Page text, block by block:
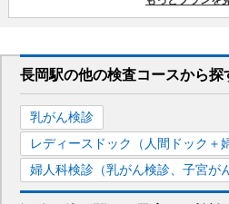
長岡駅の他の検査コースから探
乳がん検診
レディースドック（人間ドック＋
婦人科検診（乳がん検診、子宮が